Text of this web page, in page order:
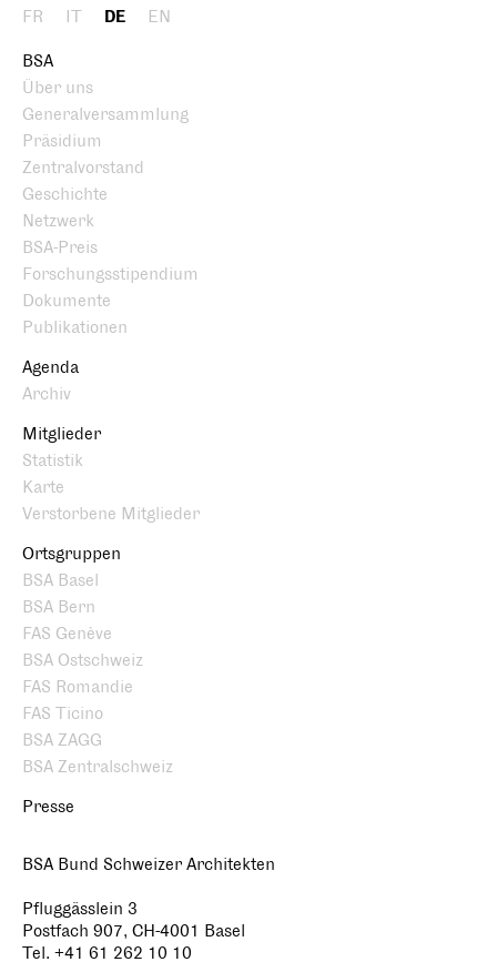
FR IT DE EN
BSA
Über uns
Generalversammlung
Präsidium
Zentralvorstand
Geschichte
Netzwerk
BSA-Preis
Forschungsstipendium
Dokumente
Publikationen
Agenda
Archiv
Mitglieder
Statistik
Karte
Verstorbene Mitglieder
Ortsgruppen
BSA Basel
BSA Bern
FAS Genève
BSA Ostschweiz
FAS Romandie
FAS Ticino
BSA ZAGG
BSA Zentralschweiz
Presse
BSA Bund Schweizer Architekten
Pfluggässlein 3
Postfach 907, CH-4001 Basel
Tel. +41 61 262 10 10